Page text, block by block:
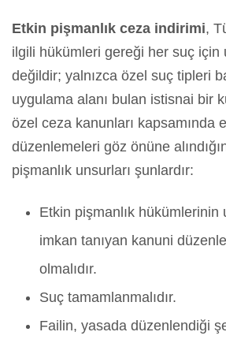
Etkin pişmanlık ceza indirimi,
ilgili hükümleri gereği her suç için
değildir; yalnızca özel suç tipleri
uygulama alanı bulan istisnai bir
özel ceza kanunları kapsamında
düzenlemeleri göz önüne
pişmanlık unsurları şunlardır:
Etkin pişmanlık hükümlerinin
imkan tanıyan kanuni
olmalıdır.
Suç tamamlanmalıdır.
Failin, yasada düzenlendiği